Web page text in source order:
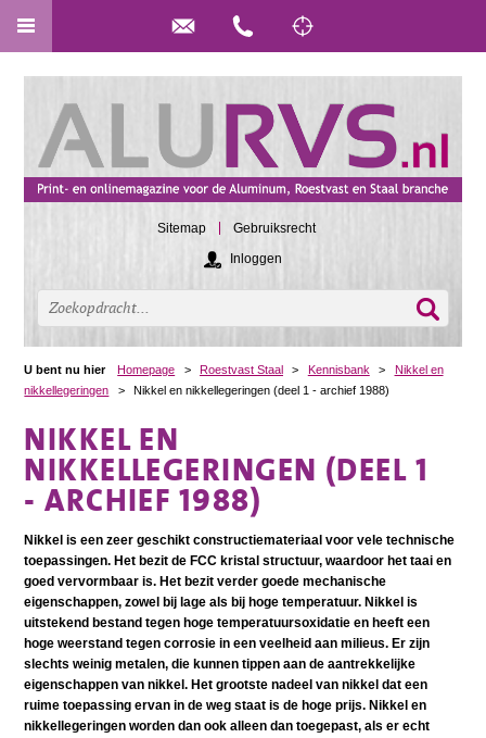
Sitemap
Gebruiksrecht
Inloggen
U bent nu hier Homepage > Roestvast Staal > Kennisbank >
Nikkel en
nikkellegeringen
> Nikkel en nikkellegeringen (deel 1 - archief 1988)
NIKKEL EN
NIKKELLEGERINGEN (DEEL 1
- ARCHIEF 1988)
Nikkel is een zeer geschikt constructiemateriaal voor vele technische
toepassingen. Het bezit de FCC kristal structuur, waardoor het taai en
goed vervormbaar is. Het bezit verder goede mechanische
eigenschappen, zowel bij lage als bij hoge temperatuur. Nikkel is
uitstekend bestand tegen hoge temperatuursoxidatie en heeft een
hoge weerstand tegen corrosie in een veelheid aan milieus. Er zijn
slechts weinig metalen, die kunnen tippen aan de aantrekkelijke
eigenschappen van nikkel. Het grootste nadeel van nikkel dat een
ruime toepassing ervan in de weg staat is de hoge prijs. Nikkel en
nikkellegeringen worden dan ook alleen dan toegepast, als er echt